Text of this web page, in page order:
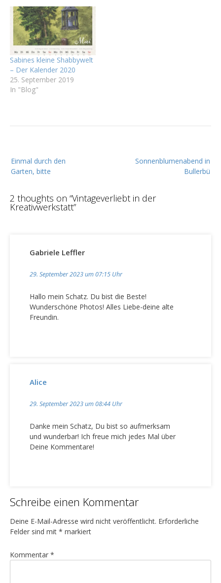
Sabines kleine Shabbywelt
– Der Kalender 2020
25. September 2019
In "Blog"
e
t
r
Sonnenblumenabend in
Bullerbü
Einmal durch den
Garten, bitte
2 thoughts on “Vintageverliebt in der
Kreativwerkstatt”
Gabriele Leffler
29. September 2023 um 07:15 Uhr
Hallo mein Schatz. Du bist die Beste!
Wunderschöne Photos! Alles Liebe-deine alte
Freundin.
Alice
29. September 2023 um 08:44 Uhr
Danke mein Schatz, Du bist so aufmerksam
und wunderbar! Ich freue mich jedes Mal über
Deine Kommentare!
Schreibe einen Kommentar
Deine E-Mail-Adresse wird nicht veröffentlicht. Erforderliche
Felder sind mit * markiert
Kommentar *